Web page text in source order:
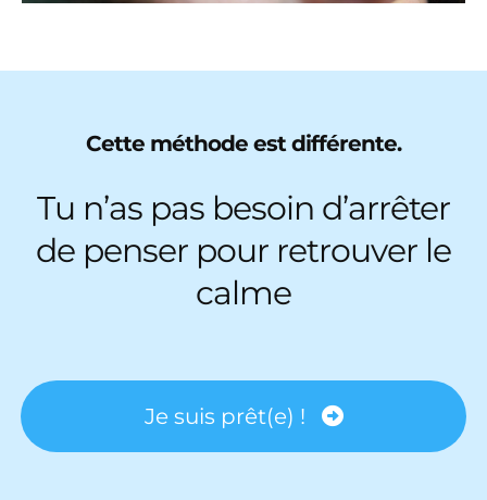
Cette méthode est différente.
Tu n’as pas besoin d’arrêter
de penser pour retrouver le
calme
Je suis prêt(e) !